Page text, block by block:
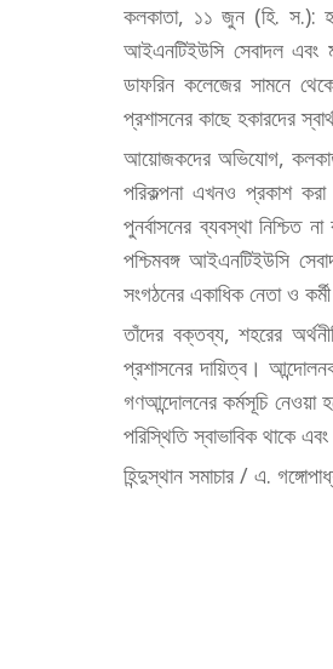
কলকাতা, ১১ জুন (হি. স.):
আইএনটিইউসি সেবাদল এবং
ডাফরিন কলেজের সামনে
প্রশাসনের কাছে হকারদের
আয়োজকদের অভিযোগ,
পরিকল্পনা এখনও প্রকাশ
পুনর্বাসনের ব্যবস্থা নিশ্চিত
পশ্চিমবঙ্গ আইএনটিইউসি
সংগঠনের একাধিক নেতা ও
তাঁদের বক্তব্য, শহরের
প্রশাসনের দায়িত্ব।
গণআন্দোলনের কর্মসূচি নেওয়া
পরিস্থিতি স্বাভাবিক থাকে
হিন্দুস্থান সমাচার / এ.